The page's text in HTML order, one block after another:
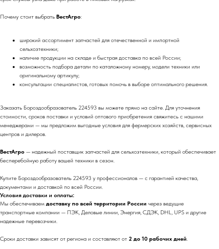
Почему стоит выбрать ВестАгро:
широкий ассортимент запчастей для отечественной и импортной
сельхозтехники;
наличие продукции на складе и быстрая доставка по всей России;
возможность подбора детали по каталожному номеру, модели техники или
оригинальному артикулу;
консультации специалистов, готовых помочь в выборе оптимального решения.
Заказать Бороздообразователь 224593 вы можете прямо на сайте. Для уточнения
стоимости, сроков поставки и условий оптового приобретения свяжитесь с нашими
менеджерами — мы предложим выгодные условия для фермерских хозяйств, сервисных
центров и дилеров.
ВестАгро — надежный поставщик запчастей для сельхозтехники, который обеспечивает
бесперебойную работу вашей техники в сезон.
Купите Бороздообразователь 224593 у профессионалов — с гарантией качества,
документами и доставкой по всей России.
Условия доставки и оплаты:
Мы обеспечиваем доставку по всей территории России через ведущие
транспортные компании — ПЭК, Деловые линии, Энергия, СДЭК, DHL, UPS и другие
надежные перевозчики.
Сроки доставки зависят от региона и составляют от 2 до 10 рабочих дней.